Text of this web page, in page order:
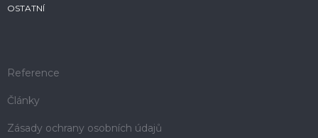
OSTATNÍ
Reference
Články
Zásady ochrany osobních údajů